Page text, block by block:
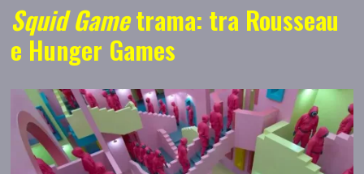
Squid Gametrama: tra Rousseau
e Hunger Games